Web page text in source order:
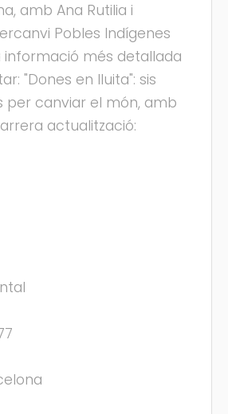
amb Ana Rutilia i
Pobles Indígenes
més detallada
"Dones en lluita": sis
per canviar el món, amb
actualització: